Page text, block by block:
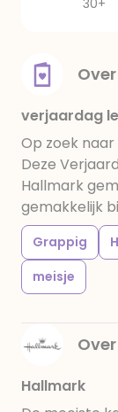
30+
verjaardag
Op zoek
Deze
Hallmark
gemakkelijk
Grappig
meisje
Hallmark